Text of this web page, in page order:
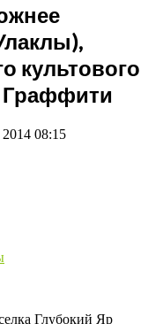
культового
Граффити
08:15